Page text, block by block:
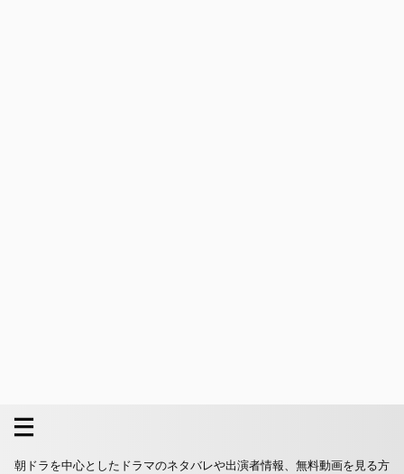
朝ドラを中心としたドラマのネタバレや出演者情報、無料動画を見る方